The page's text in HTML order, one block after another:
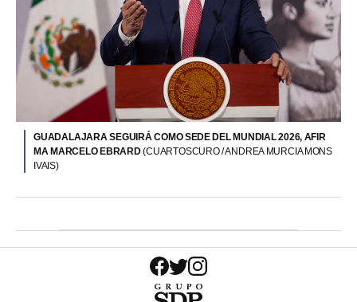
GUADALAJARA SEGUIRÁ COMO SEDE DEL MUNDIAL 2026, AFIR
MA MARCELO EBRARD(CUARTOSCURO / ANDREA MURCIA MONS
IVAIS)